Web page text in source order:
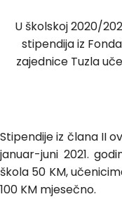
U školskoj 2020/
stipendija iz
zajednice Tuzla
Stipendije iz člana II
januar-juni 2021.
škola 50 KM,
100 KM mjesečno.